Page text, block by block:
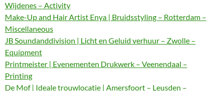
Wijdenes – Activity
Make-Up and Hair Artist Enya | Bruidsstyling – Rotterdam –
Miscellaneous
JB Soundanddivision | Licht en Geluid verhuur – Zwolle –
Equipment
Printmeister | Evenementen Drukwerk – Veenendaal –
Printing
De Mof | Ideale trouwlocatie | Amersfoort – Leusden –